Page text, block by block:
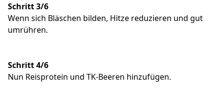
Schritt 3/6
Wenn sich Bläschen bilden, Hitze reduzieren und gut
umrühren.
Schritt 4/6
Nun Reisprotein und TK-Beeren hinzufügen.